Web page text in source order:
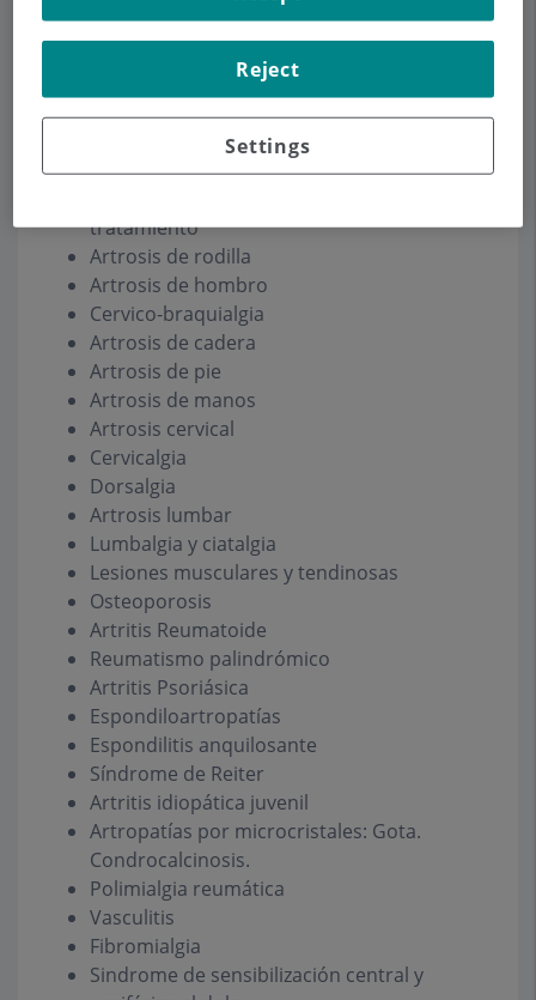
huesos, los músculos, los tendones y otros
tejidos conectivos en el cuerpo humano.
Artrosis
tratamiento
Artrosis de rodilla
Artrosis de hombro
Cervico-braquialgia
Artrosis de cadera
Artrosis de pie
Artrosis de manos
Artrosis cervical
Cervicalgia
Dorsalgia
Artrosis lumbar
Lumbalgia y ciatalgia
Lesiones musculares y tendinosas
Osteoporosis
Artritis Reumatoide
Reumatismo palindrómico
Artritis Psoriásica
Espondiloartropatías
Espondilitis anquilosante
Síndrome de Reiter
Artritis idiopática juvenil
Artropatías por microcristales: Gota.
Condrocalcinosis.
Polimialgia reumática
Vasculitis
Fibromialgia
Sindrome de sensibilización central y
Settings
Reject